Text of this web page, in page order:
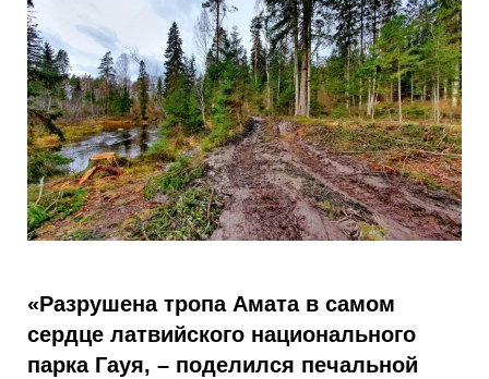
«Разрушена тропа Амата в самом
сердце латвийского национального
парка Гауя, – поделился печальной